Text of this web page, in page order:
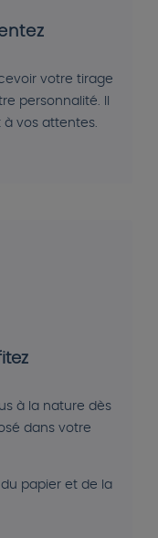
votre tirage
personnalité. Il
à vos attentes.
à la nature dès
dans votre
papier et de la